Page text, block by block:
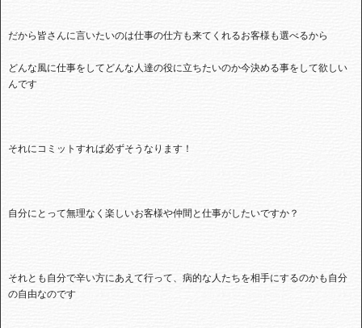
だから皆さんに言いたいのは仕事の仕方も来てくれるお客様も選べるから
どんな風に仕事をしてどんな人達の役に立ちたいのか今決める事をして欲しい
んです
それにコミットすれば必ずそうなります！
自分にとって無理なく楽しいお客様や仲間と仕事がしたいですか？
それとも自分で辛い方にあえて行って、病的な人たちを相手にするのかも自分
の自由なのです